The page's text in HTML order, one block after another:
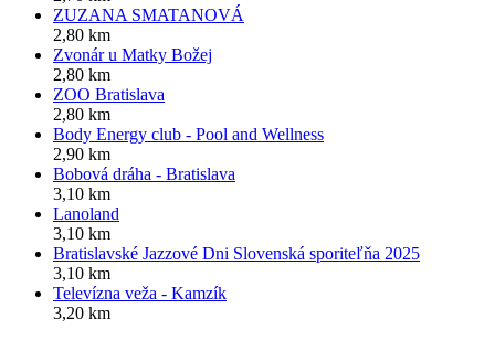
ZUZANA SMATANOVÁ
2,80 km
Zvonár u Matky Božej
2,80 km
ZOO Bratislava
2,80 km
Body Energy club - Pool and Wellness
2,90 km
Bobová dráha - Bratislava
3,10 km
Lanoland
3,10 km
Bratislavské Jazzové Dni Slovenská sporiteľňa 2025
3,10 km
Televízna veža - Kamzík
3,20 km